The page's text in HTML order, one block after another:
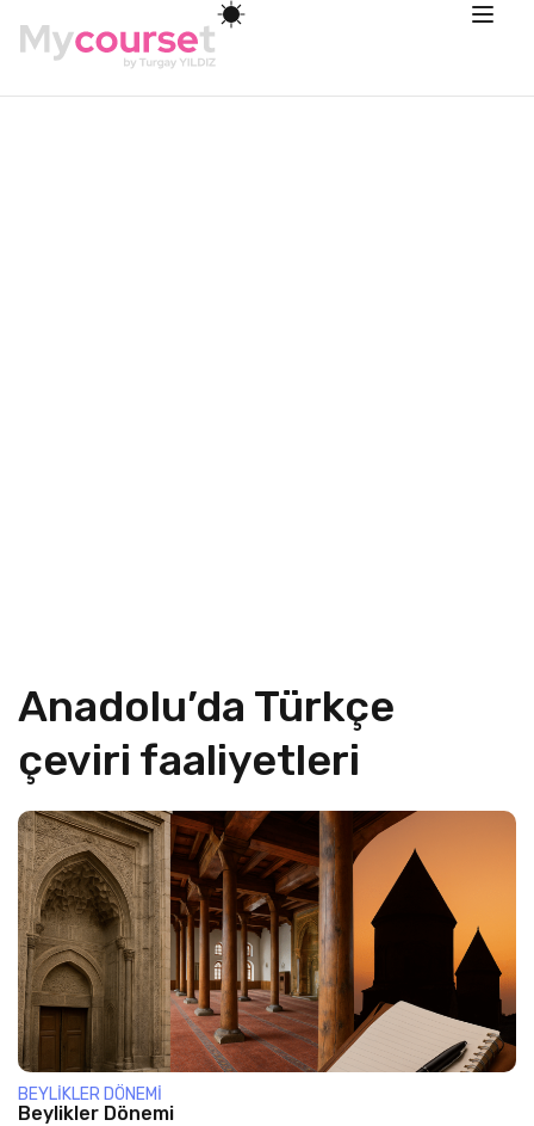
Anadolu’da Türkçe
çeviri faaliyetleri
BEYLIKLER DÖNEMI
Beylikler Dönemi